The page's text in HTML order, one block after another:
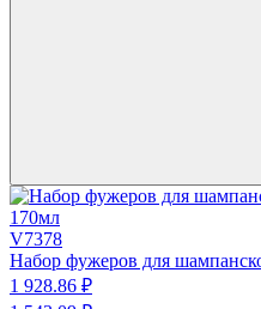
V7378
Набор фужеров для
1 928.86 ₽